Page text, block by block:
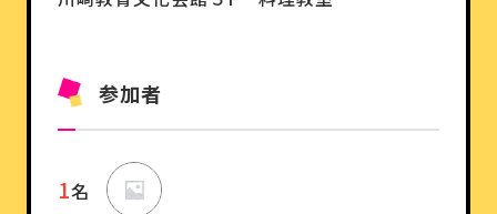
参加者
1名